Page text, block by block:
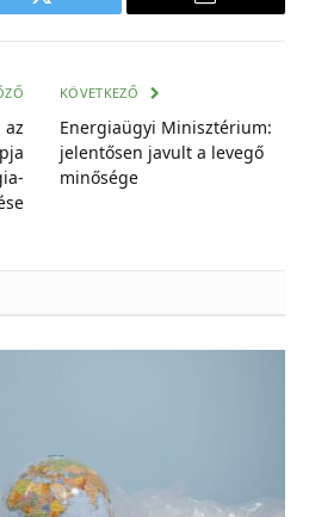
Twitter
E-
KÖVETKEZŐ
Energiaügyi Minisztérium:
jelentősen javult a levegő
minősége